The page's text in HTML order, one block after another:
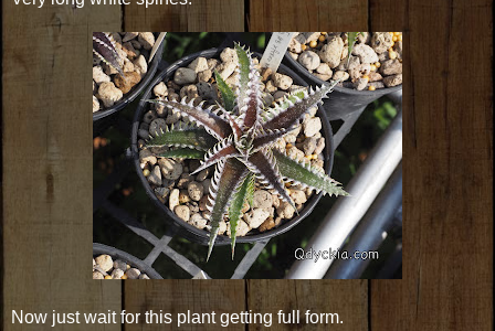
Now just wait for this plant getting full form.